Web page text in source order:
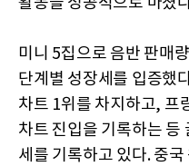
미니 5집으로 음반 판매
단계별 성장세를 입증했
차트 1위를 차지하고, 프
차트 진입을 기록하는 등
세를 기록하고 있다. 중